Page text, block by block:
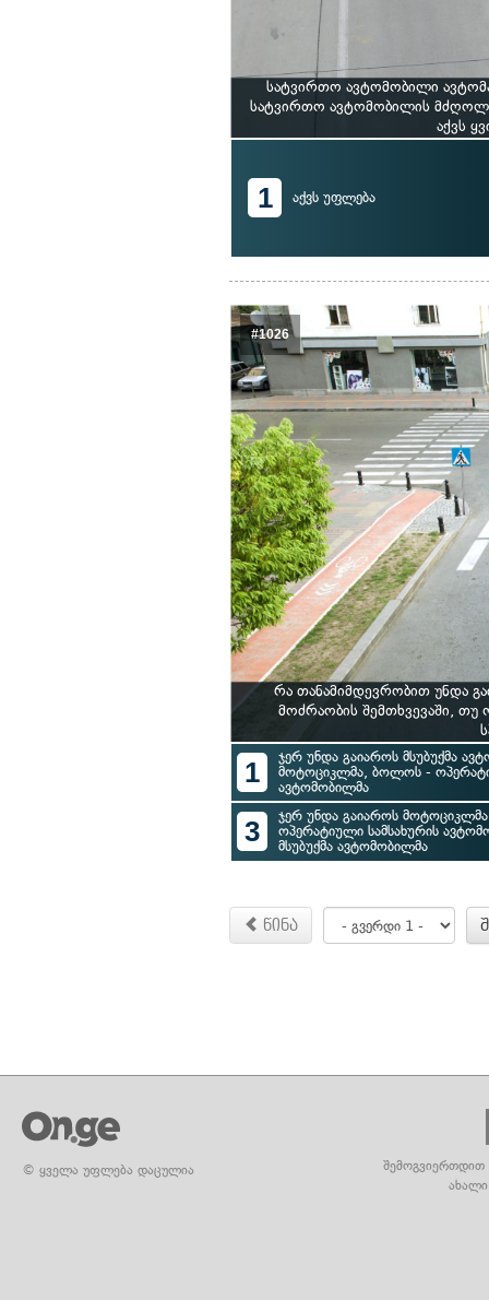
სატვირთო ავტომობილი
სატვირთო ავტომობილის
აქვს
1 აქვს უფლება
#1026
რა თანამიმდევრობით უნდა
მოძრაობის შემთხვევაში,
1
ჯერ უნდა გაიაროს მსუბუქმა
მოტოციკლმა, ბოლოს -
ავტომობილმა
3
ჯერ უნდა გაიაროს
ოპერატიული სამსახურის
მსუბუქმა ავტომობილმა
წინა
© ყველა უფლება დაცულია
შემოგვიერთდით
ახალი